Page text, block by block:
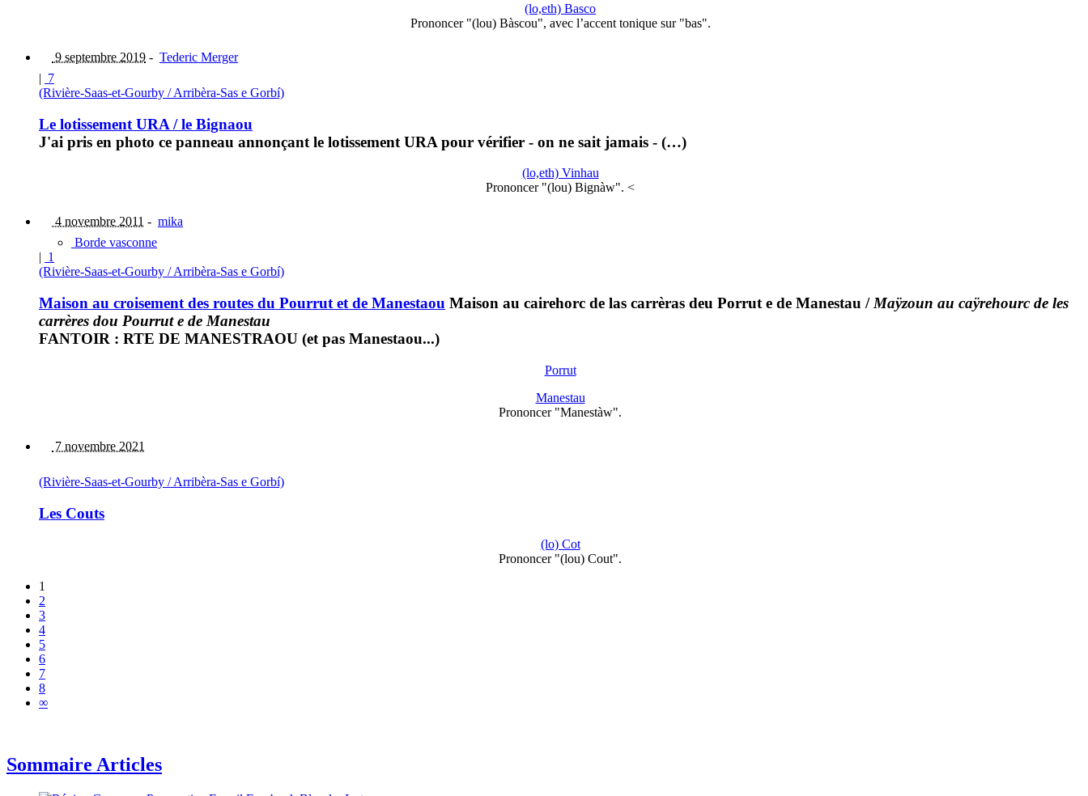
(lo,eth) Basco
Prononcer "(lou) Bàscou", avec l’accent tonique sur "bas".
9 septembre 2019 - Tederic Merger
| 7
(Rivière-Saas-et-Gourby / Arribèra-Sas e Gorbí)
Le lotissement URA / le Bignaou
J'ai pris en photo ce panneau annonçant le lotissement URA pour vérifier - on ne sait jamais - (…)
(lo,eth) Vinhau
Prononcer "(lou) Bignàw". <
4 novembre 2011 - mika
Borde vasconne
| 1
(Rivière-Saas-et-Gourby / Arribèra-Sas e Gorbí)
Maison au croisement des routes du Pourrut et de Manestaou Maison au cairehorc de las carrèras deu Porrut e de Manestau / Maÿzoun au caÿrehourc de les
carrères dou Pourrut e de Manestau
FANTOIR : RTE DE MANESTRAOU (et pas Manestaou...)
Porrut
Manestau
Prononcer "Manestàw".
7 novembre 2021
(Rivière-Saas-et-Gourby / Arribèra-Sas e Gorbí)
Les Couts
(lo) Cot
Prononcer "(lou) Cout".
1
2
3
4
5
6
7
8
∞
Sommaire Articles